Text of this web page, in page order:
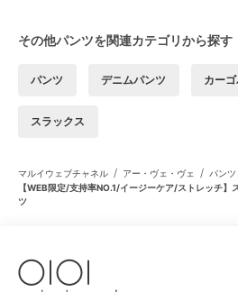
その他パンツを関連カテゴリから探す
パンツ デニムパンツ カー
スラックス
マルイウェブチャネル / アー・ヴェ・ヴェ / パンツ
【WEB限定/支持率NO.1/イージーケア/ストレッチ
ツ